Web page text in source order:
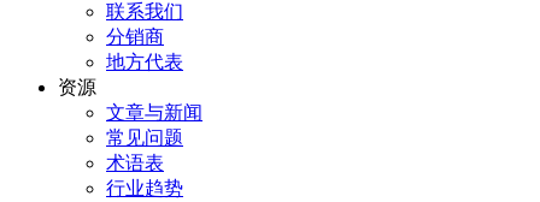
联系我们
分销商
地方代表
资源
文章与新闻
常见问题
术语表
行业趋势